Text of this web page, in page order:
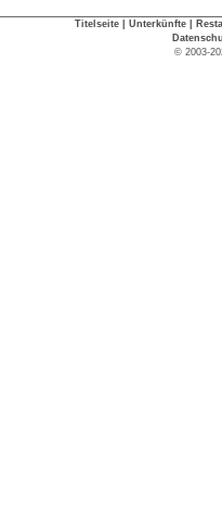
Titelseite Unterkünfte
© 2003-